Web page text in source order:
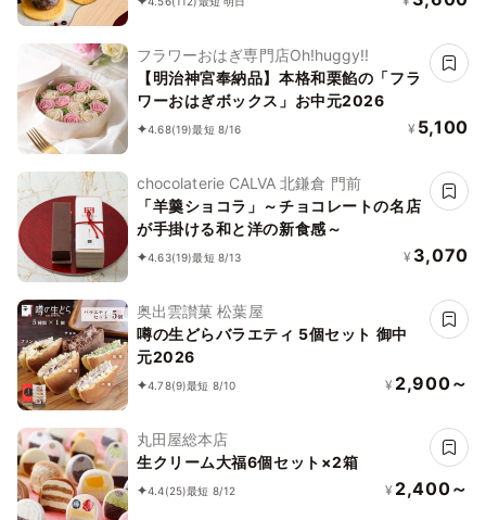
フラワーおはぎ専門店Oh!huggy!!
【明治神宮奉納品】本格和栗餡の「フラ
ワーおはぎボックス」お中元2026
4.68(19)最短 8/16 ¥ 5,100
chocolaterie CALVA 北鎌倉 門前
「羊羹ショコラ」～チョコレートの名店
が手掛ける和と洋の新食感～
4.63(19)最短 8/13 ¥ 3,070
奥出雲讃菓 松葉屋
噂の生どらバラエティ 5個セット 御中
元2026
4.78(9)最短 8/10 ¥ 2,900～
丸田屋総本店
生クリーム大福6個セット×2箱
4.4(25)最短 8/12 ¥ 2,400～